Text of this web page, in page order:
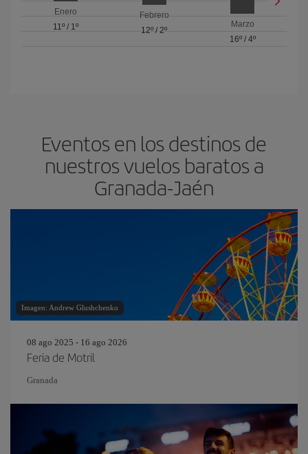
Enero
11º/ 1º
Febrero
12º / 2º
Marzo
16º/ 4º
Eventos en los destinos de
nuestros vuelos baratos a
Granada-Jaén
Imagen: Andrew Glushchenko
08 ago 2025 - 16 ago 2026
Feria de Motril
Granada